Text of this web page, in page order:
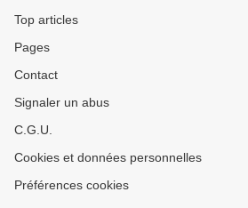
Top articles
Pages
Contact
Signaler un abus
C.G.U.
Cookies et données personnelles
Préférences cookies